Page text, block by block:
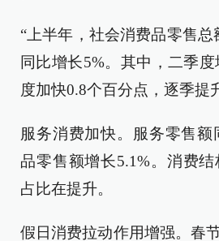
“上半年，社会消费品零售总
同比增长5%。其中，二季
度加快0.8个百分点，逐季提
服务消费加快。服务零售额
品零售额增长5.1%。消费
占比在提升。
假日消费拉动作用增强。春